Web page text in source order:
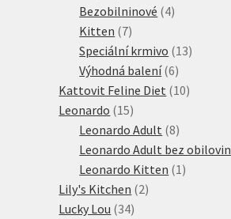
produktů
Bezobilninové 44
Kitten 77
produktů
Speciální krmivo 1313
Výhodná balení 66
produktů
Kattovit Feline Diet 1010
Leonardo 1515
produktů
Leonardo Adult 88
produktů
Leonardo Adult bez obilovin
Leonardo Kitten 1 1
Lily's Kitchen 22
Lucky Lou 3434